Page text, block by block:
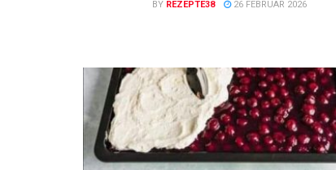
BY REZEPTE38 26 FEBRUAR 2026